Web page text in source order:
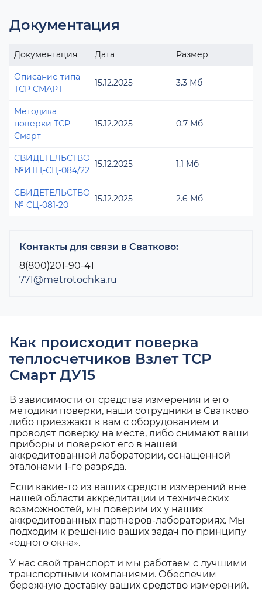
Документация
Документация Дата Размер
Описание типа
ТСР СМАРТ
15.12.2025 3.3 Мб
Методика
поверки ТСР
Смарт
15.12.2025 0.7 Мб
СВИДЕТЕЛЬСТВО
№ИТЦ-СЦ-084/22
15.12.2025 1.1 Мб
СВИДЕТЕЛЬСТВО
№ СЦ-081-20
15.12.2025 2.6 Мб
Контакты для связи в Сватково:
8(800)201-90-41
771@metrotochka.ru
Как происходит поверка
теплосчетчиков Взлет ТСР
Смарт ДУ15
В зависимости от средства измерения и его
методики поверки, наши сотрудники в Сватково
либо приезжают к вам с оборудованием и
проводят поверку на месте, либо снимают ваши
приборы и поверяют его в нашей
аккредитованной лаборатории, оснащенной
эталонами 1-го разряда.
Если какие-то из ваших средств измерений вне
нашей области аккредитации и технических
возможностей, мы поверим их у наших
аккредитованных партнеров-лабораториях. Мы
подходим к решению ваших задач по принципу
«одного окна».
У нас свой транспорт и мы работаем с лучшими
транспортными компаниями. Обеспечим
бережную доставку ваших средство измерений.